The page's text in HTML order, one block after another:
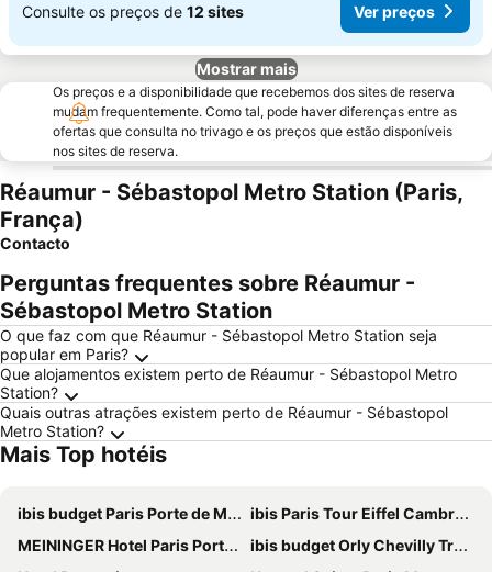
Consulte os preços de 12 sites Ver preços
Mostrar mais
Os preços e a disponibilidade que recebemos dos sites de reserva
mudam frequentemente. Como tal, pode haver diferenças entre as
ofertas que consulta no trivago e os preços que estão disponíveis
nos sites de reserva.
Réaumur - Sébastopol Metro Station (Paris,
França)
Contacto
Perguntas frequentes sobre Réaumur -
Sébastopol Metro Station
O que faz com que Réaumur - Sébastopol Metro Station seja
popular em Paris?
Que alojamentos existem perto de Réaumur - Sébastopol Metro
Station?
Quais outras atrações existem perto de Réaumur - Sébastopol
Metro Station?
Mais Top hotéis
ibis budget Paris Porte de Montmartre
ibis Paris Tour Eiffel Cambronne 15ème
MEININGER Hotel Paris Porte De Vincennes
ibis budget Orly Chevilly Tram 7